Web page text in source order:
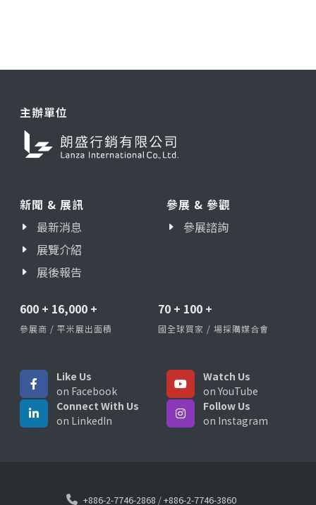
主辦單位
新聞 & 展訊
最新消息
展覽介紹
展後報告
參展 & 參觀
參展諮詢
600 + 16,000 +
參展商 / 平米展出面積
70 + 100 +
國全球買家 / 場採購媒合會
Like Us
on Facebook
Watch Us
on YouTube
Connect With Us
on LinkedIn
Follow Us
on Instagram
+886-2-7746-2868 /+886-2-7746-3860